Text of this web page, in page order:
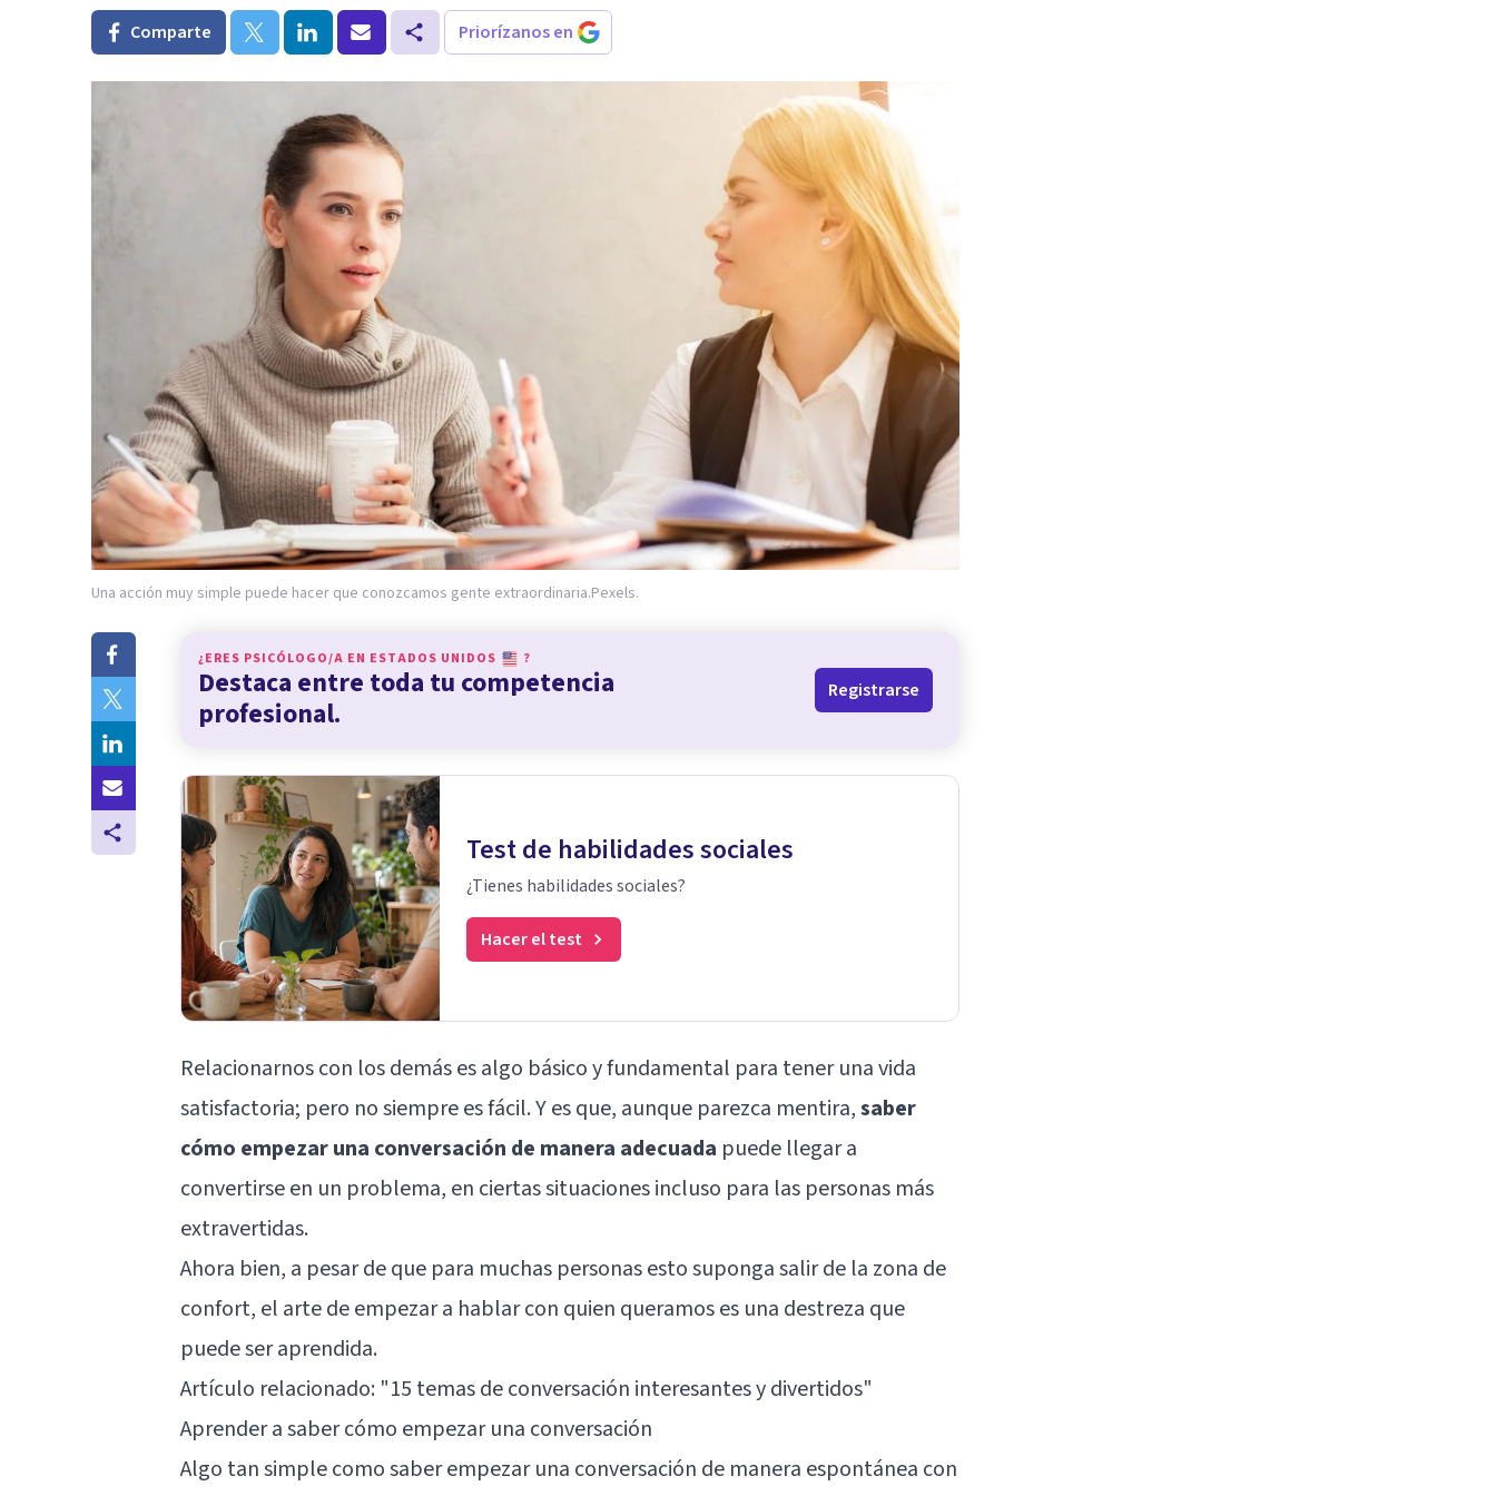
Comparte Priorízanos en
Una acción muy simple puede hacer que conozcamos gente extraordinaria.Pexels.
¿ERES PSICÓLOGO/A EN ESTADOS UNIDOS ?
Destaca entre toda tu competencia
profesional.
Registrarse
Test de habilidades sociales
¿Tienes habilidades sociales?
Hacer el test
Relacionarnos con los demás es algo básico y fundamental para tener una vida
satisfactoria; pero no siempre es fácil. Y es que, aunque parezca mentira,saber
cómo empezar una conversación de manera adecuada puede llegar a
convertirse en un problema, en ciertas situaciones incluso para las personas más
extravertidas.
Ahora bien, a pesar de que para muchas personas esto suponga salir de la zona de
confort, el arte de empezar a hablar con quien queramos es una destreza que
puede ser aprendida.
Artículo relacionado: "15 temas de conversación interesantes y divertidos"
Aprender a saber cómo empezar una conversación
Algo tan simple como saber empezar una conversación de manera espontánea con